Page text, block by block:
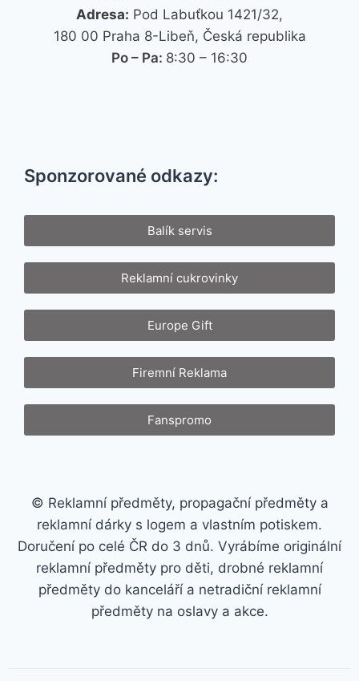
Adresa: Pod Labuťkou 1421/32,
180 00 Praha 8-Libeň, Česká republika
Po – Pa: 8:30 – 16:30
Sponzorované odkazy:
Balík servis
Reklamní cukrovinky
Europe Gift
Firemní Reklama
Fanspromo
© Reklamní předměty, propagační předměty a
reklamní dárky s logem a vlastním potiskem.
Doručení po celé ČR do 3 dnů. Vyrábíme originální
reklamní předměty pro děti, drobné reklamní
předměty do kanceláří a netradiční reklamní
předměty na oslavy a akce.